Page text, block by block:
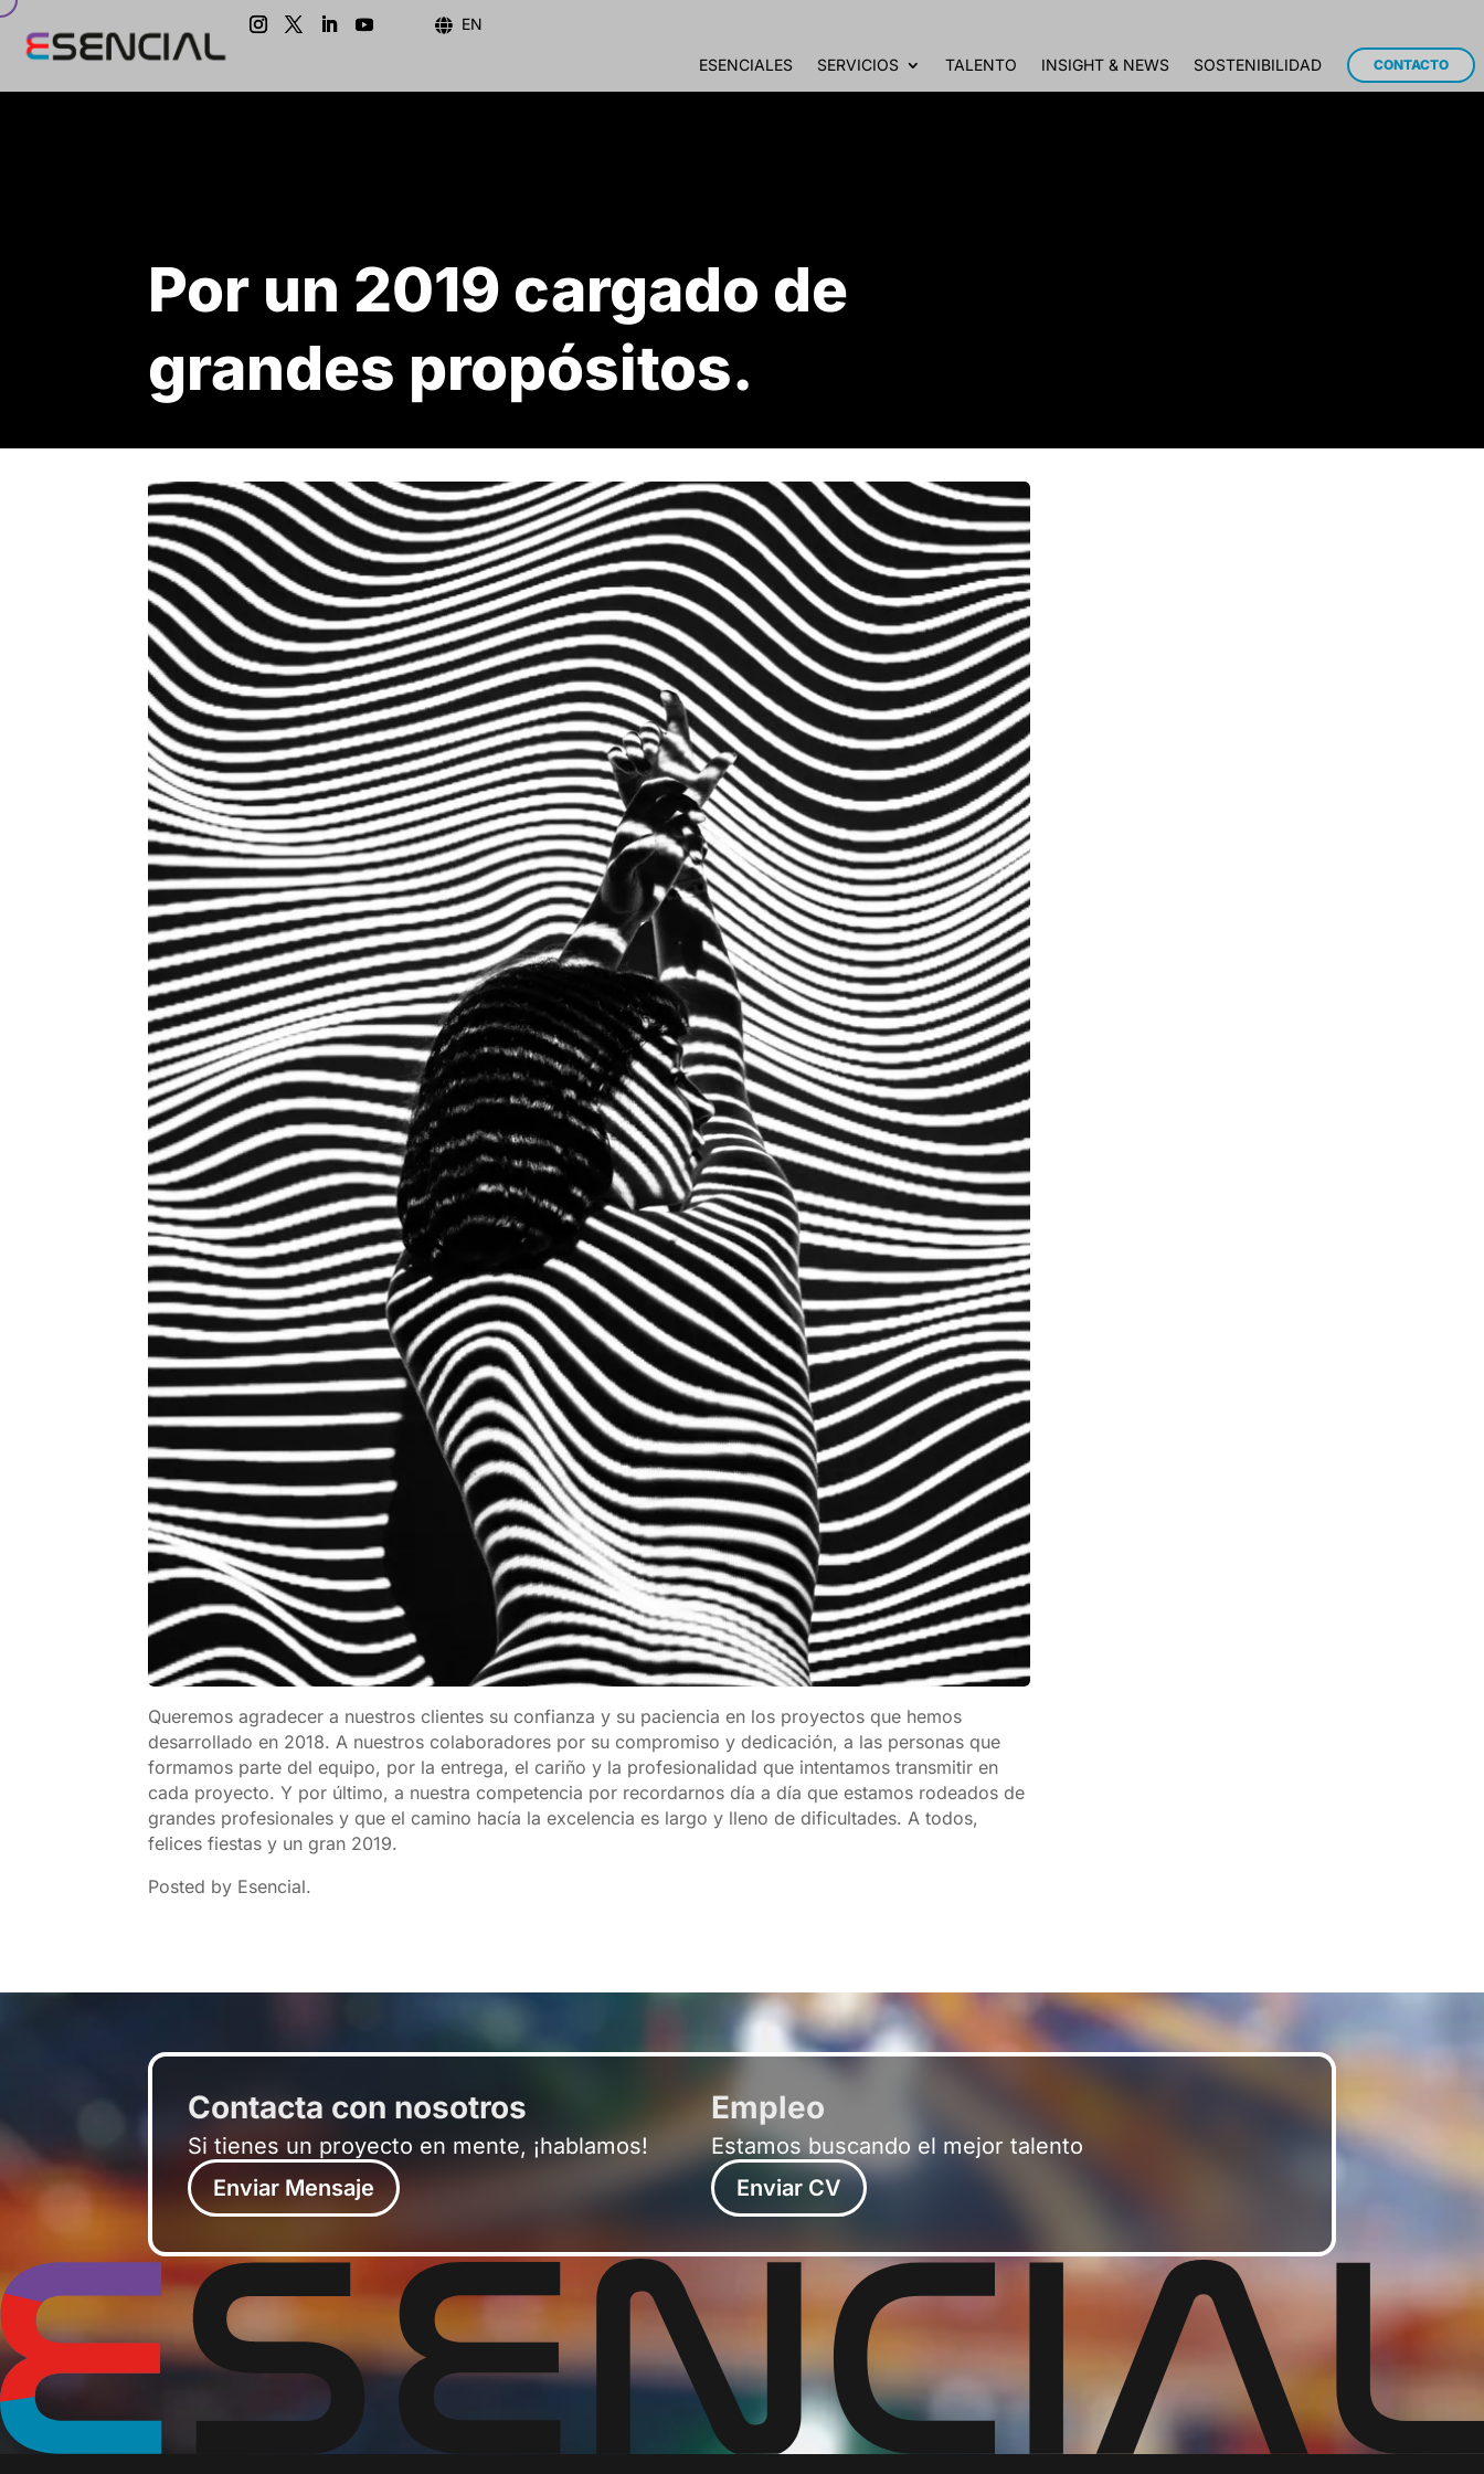
 EN
ESENCIALES SERVICIOS TALENTO INSIGHT & NEWS SOSTENIBILIDAD CONTACTO
Por un 2019 cargado de
grandes propósitos.
Queremos agradecer a nuestros clientes su confianza y su paciencia en los proyectos que hemos
desarrollado en 2018. A nuestros colaboradores por su compromiso y dedicación, a las personas que
formamos parte del equipo, por la entrega, el cariño y la profesionalidad que intentamos transmitir en
cada proyecto. Y por último, a nuestra competencia por recordarnos día a día que estamos rodeados de
grandes profesionales y que el camino hacía la excelencia es largo y lleno de dificultades. A todos,
felices fiestas y un gran 2019.
Posted by Esencial.
Contacta con nosotros
Si tienes un proyecto en mente, ¡hablamos!
Enviar Mensaje
Empleo
Estamos buscando el mejor talento
Enviar CV